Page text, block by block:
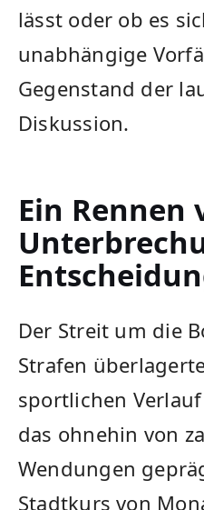
lässt oder ob es
unabhängige
Gegenstand der
Diskussion.
Ein Rennen
Der Streit um die
Strafen
sportlichen
das ohnehin von
Wendungen
Stadtkurs von